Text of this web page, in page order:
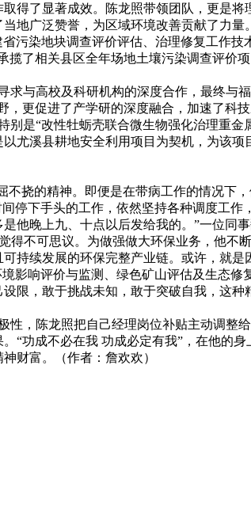
得了显著成效。陈龙照带领团队，更是
地广泛赞誉，为区域环境改善贡献了力量。
染地块调查评价评估、治理修复工作技
了相关县区全年场地土壤污染调查评价
与高校及科研机构的深度合作，最终与
更促进了产学研的深度融合，加速了科技
是“改性牡蛎壳联合微生物强化治理重金
尤溪县耕地安全利用项目为契机，为该
挠的精神。即便是在带病工作的情况下
停下手头的工作，依然坚持各种调度工
他晚上九、十点以后发给我的。”一位同
不可思议。为做强做大环保业务，他不
续发展的环保完整产业链。或许，就是
影响评价与监测、绿色矿山评估及生态
限，敢于挑战未知，敢于突破自我，这
，陈龙照把自己经理岗位补贴主动调整
“功成不必在我 功成必定有我”，在他的
财富。（作者：詹欢欢）